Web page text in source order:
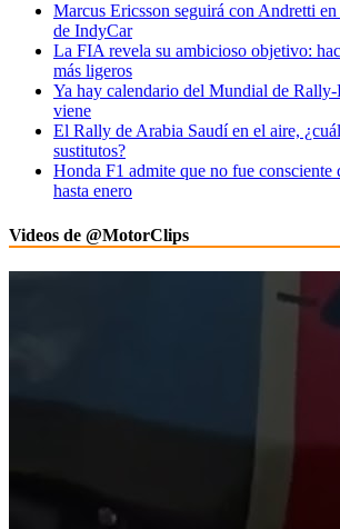
Marcus Ericsson seguirá con Andretti
de IndyCar
La FIA revela su ambicioso objetivo:
más ligeros
Ya hay calendario del Mundial de Rally-
viene
El Rally de Arabia Saudí en el aire,
sustitutos?
Honda F1 admite que no fue consciente
hasta enero
Videos de @MotorClips